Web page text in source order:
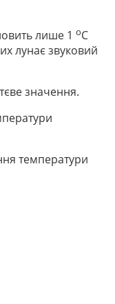
лише 1 оС
лунає звуковий
значення.
температури